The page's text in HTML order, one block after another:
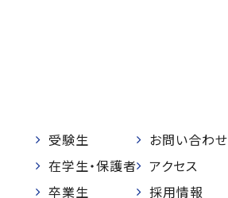
受験生
在学生・保護者
卒業生
お問い合わせ
アクセス
採用情報